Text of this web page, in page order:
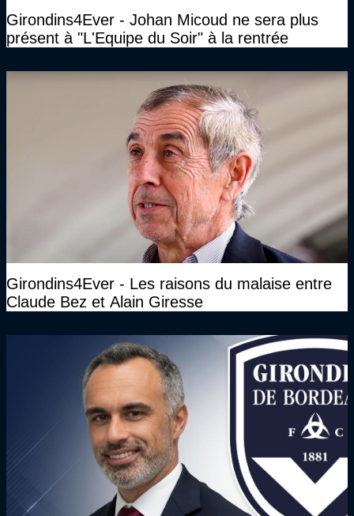
Girondins4Ever - Johan Micoud ne sera plus
présent à "L'Equipe du Soir" à la rentrée
Girondins4Ever - Les raisons du malaise entre
Claude Bez et Alain Giresse